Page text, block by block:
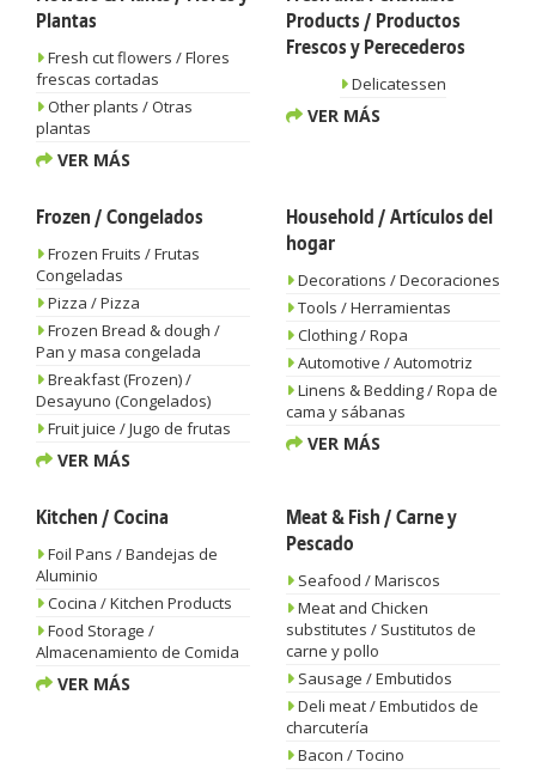
Plantas
Fresh cut flowers / Flores
frescas cortadas
Other plants / Otras
plantas
VER MÁS
Products / Productos
Frescos y Perecederos
Delicatessen
VER MÁS
Frozen / Congelados
Frozen Fruits / Frutas
Congeladas
Pizza / Pizza
Frozen Bread & dough /
Pan y masa congelada
Breakfast (Frozen) /
Desayuno (Congelados)
Fruit juice / Jugo de frutas
VER MÁS
Household / Artículos del
hogar
Decorations / Decoraciones
Tools / Herramientas
Clothing / Ropa
Automotive / Automotriz
Linens & Bedding / Ropa de
cama y sábanas
VER MÁS
Kitchen / Cocina
Foil Pans / Bandejas de
Aluminio
Cocina / Kitchen Products
Food Storage /
Almacenamiento de Comida
VER MÁS
Meat & Fish / Carne y
Pescado
Seafood / Mariscos
Meat and Chicken
substitutes / Sustitutos de
carne y pollo
Sausage / Embutidos
Deli meat / Embutidos de
charcutería
Bacon / Tocino